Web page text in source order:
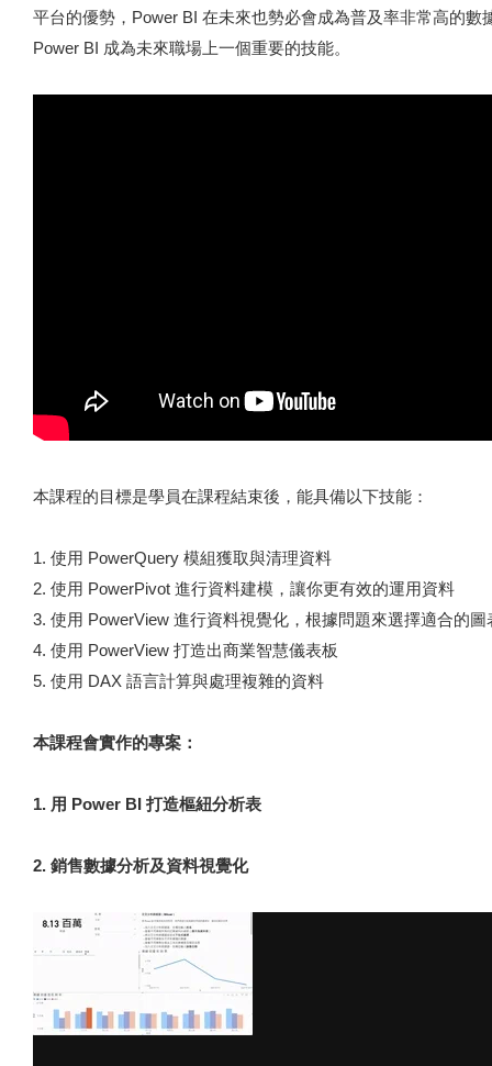
平台的優勢，Power BI 在未來也勢必會成為普及率非常高的數
Power BI 成為未來職場上一個重要的技能。
本課程的目標是學員在課程結束後，能具備以下技能：
1. 使用 PowerQuery 模組獲取與清理資料
2. 使用 PowerPivot 進行資料建模，讓你更有效的運用資料
3. 使用 PowerView 進行資料視覺化，根據問題來選擇適合的圖
4. 使用 PowerView 打造出商業智慧儀表板
5. 使用 DAX 語言計算與處理複雜的資料
本課程會實作的專案：
1. 用 Power BI 打造樞紐分析表
2. 銷售數據分析及資料視覺化